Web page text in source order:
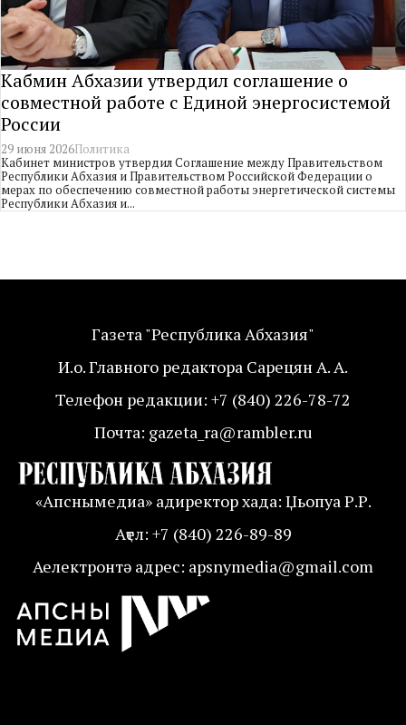
Кабмин Абхазии утвердил соглашение о
совместной работе с Единой энергосистемой
России
29 июня 2026Политика
Кабинет министров утвердил Соглашение между Правительством
Республики Абхазия и Правительством Российской Федерации о
мерах по обеспечению совместной работы энергетической системы
Республики Абхазия и...
Газета "Республика Абхазия"
И.о. Главного редактора Сарецян А. А.
Телефон редакции: +7 (840) 226-78-72
Почта: gazeta_ra@rambler.ru
«Апснымедиа» адиректор хада: Џьопуа Р.Р.
Аҭел: +7 (840) 226-89-89
Аелектронтә адрес: apsnymedia@gmail.com